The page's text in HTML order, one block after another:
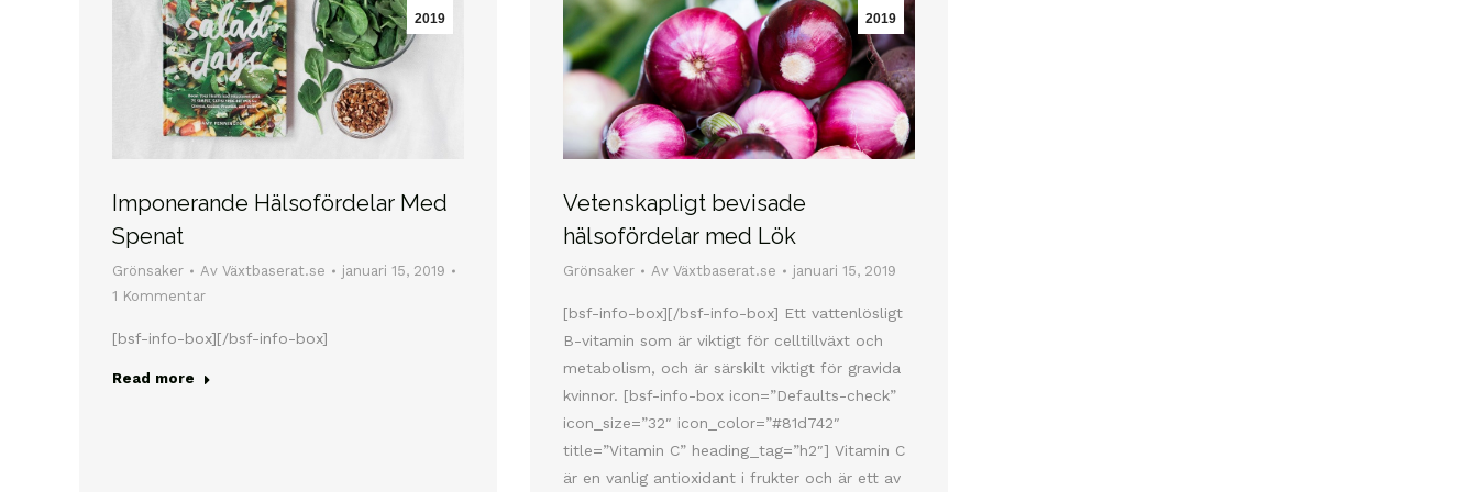
2019
Imponerande Hälsofördelar Med
Spenat
Grönsaker Av Växtbaserat.se
januari 15, 2019
1 Kommentar
[bsf-info-box][/bsf-info-box]
Read more
2019
Vetenskapligt bevisade
hälsofördelar med Lök
Grönsaker Av Växtbaserat.se januari 15, 2019
[bsf-info-box][/bsf-info-box] Ett vattenlösligt
B-vitamin som är viktigt för celltillväxt och
metabolism, och är särskilt viktigt för gravida
kvinnor. [bsf-info-box icon=”Defaults-check”
icon_size=”32″ icon_color=”#81d742″
title=”Vitamin C” heading_tag=”h2″] Vitamin C
är en vanlig antioxidant i frukter och är ett av